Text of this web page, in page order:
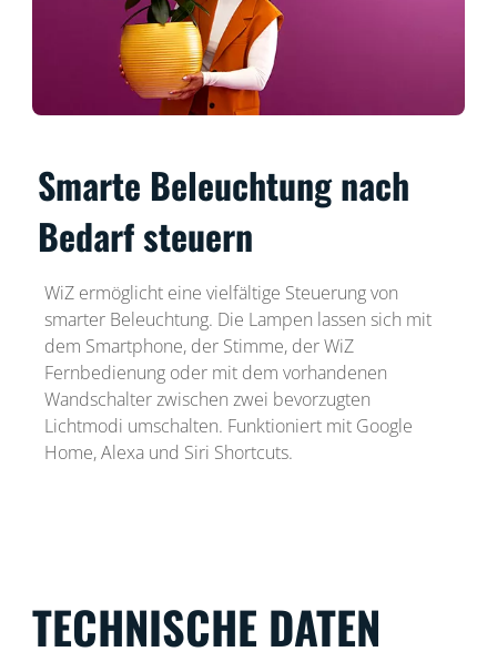
Smarte Beleuchtung nach
Bedarf steuern
WiZ ermöglicht eine vielfältige Steuerung von
smarter Beleuchtung. Die Lampen lassen sich mit
dem Smartphone, der Stimme, der WiZ
Fernbedienung oder mit dem vorhandenen
Wandschalter zwischen zwei bevorzugten
Lichtmodi umschalten. Funktioniert mit Google
Home, Alexa und Siri Shortcuts.
TECHNISCHE DATEN